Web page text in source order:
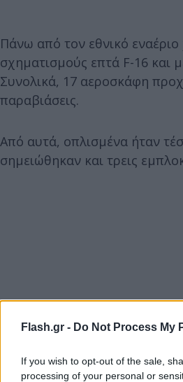
Flash.gr - Do Not Process My
If you wish to opt-out of the sale,
processing of your personal or
Πάνω από τον εθνικό
σχηματισμούς επτά F-16 και
Συνολικά, 17 αεροσκάφη
παραβιάσεις.
Από αυτά, οπλισμένα ήταν
σημειώθηκαν και τρεις